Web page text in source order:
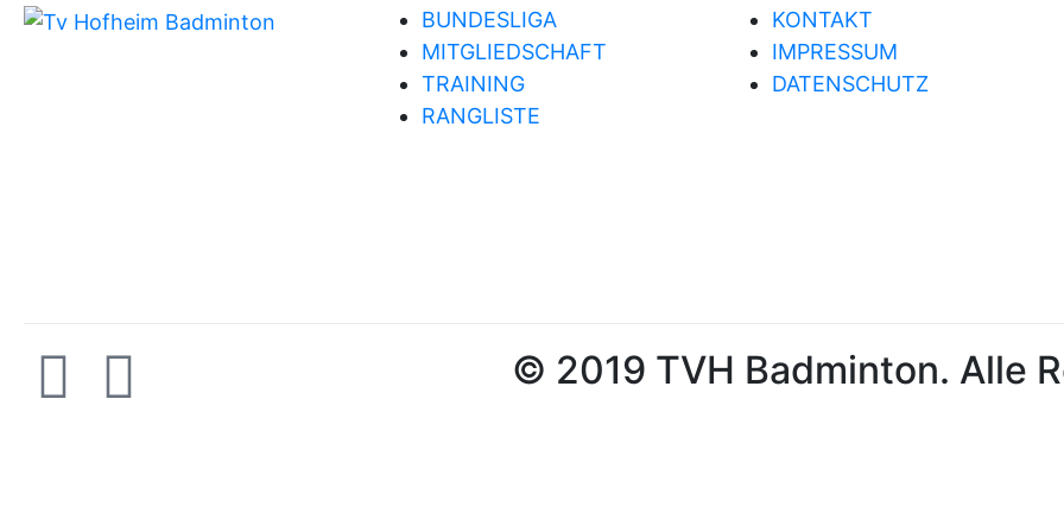
BUNDESLIGA
MITGLIEDSCHAFT
TRAINING
RANGLISTE
KONTAKT
IMPRESSUM
DATENSCHUTZ
© 2019 TVH Badminton. Alle